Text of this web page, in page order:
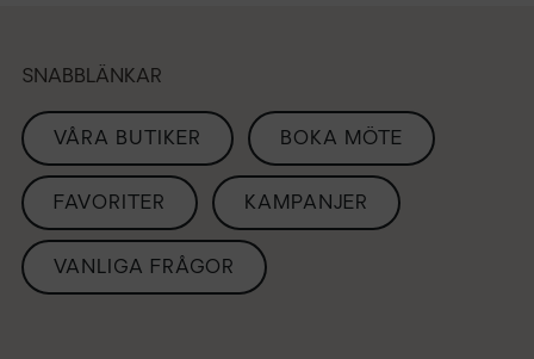
SNABBLÄNKAR
VÅRA BUTIKER BOKA MÖTE
FAVORITER KAMPANJER
VANLIGA FRÅGOR